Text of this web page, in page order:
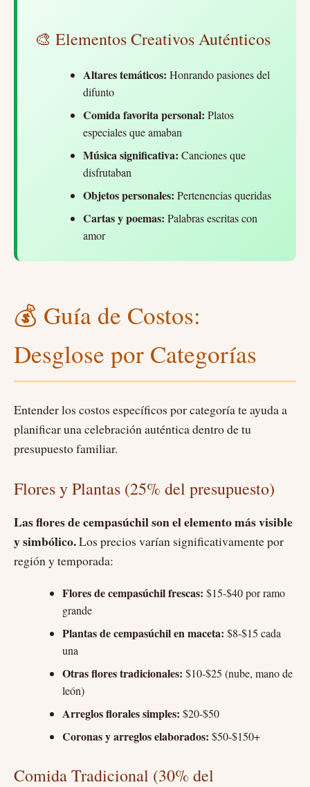
🎨 Elementos Creativos Auténticos
Altares temáticos: Honrando pasiones del
difunto
Comida favorita personal: Platos
especiales que amaban
Música significativa: Canciones que
disfrutaban
Objetos personales: Pertenencias queridas
Cartas y poemas: Palabras escritas con
amor
💰 Guía de Costos:
Desglose por Categorías
Entender los costos específicos por categoría te ayuda a
planificar una celebración auténtica dentro de tu
presupuesto familiar.
Flores y Plantas (25% del presupuesto)
Las flores de cempasúchil son el elemento más visible
y simbólico.Los precios varían significativamente por
región y temporada:
Flores de cempasúchil frescas: $15-$40 por ramo
grande
Plantas de cempasúchil en maceta: $8-$15 cada
una
Otras flores tradicionales: $10-$25 (nube, mano de
león)
Arreglos florales simples: $20-$50
Coronas y arreglos elaborados: $50-$150+
Comida Tradicional (30% del